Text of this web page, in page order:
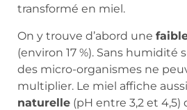
transformé en miel.
On y trouve d’abord une
(environ 17 %). Sans humidité
des micro-organismes ne
multiplier. Le miel affiche
naturelle (pH entre 3,2 et 4,5)